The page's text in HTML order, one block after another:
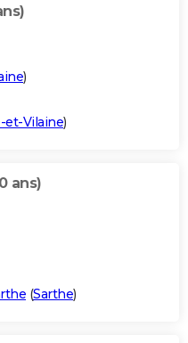
)
et-Vilaine)
ans)
(Sarthe)